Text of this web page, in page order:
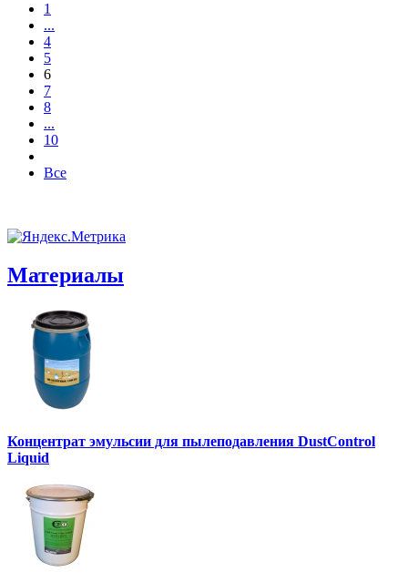
1
...
4
5
6
7
8
...
10
Все
Материалы
Концентрат эмульсии для пылеподавления DustControl
Liquid